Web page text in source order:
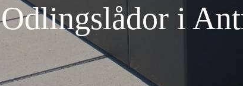
Odlingslådor i